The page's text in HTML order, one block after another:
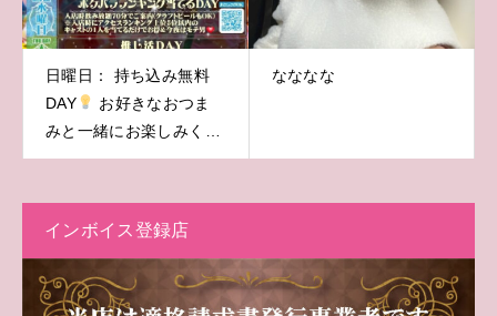
日曜日： 持ち込み無料
DAY
お好きなおつま
みと一緒にお楽しみくだ
さい♪
なななな
インボイス登録店